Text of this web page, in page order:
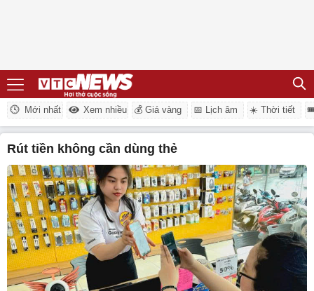
Mới nhất Xem nhiều 💰 Giá vàng 📅 Lịch âm ☀️ Thời tiết
rút tiền không cần dùng thẻ